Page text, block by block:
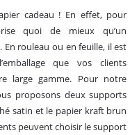
cadeau ! En effet, pour
quoi de mieux qu’un
. En rouleau ou en feuille, il est
que vos clients
large gamme. Pour notre
proposons deux supports
satin et le papier kraft brun
peuvent choisir le support